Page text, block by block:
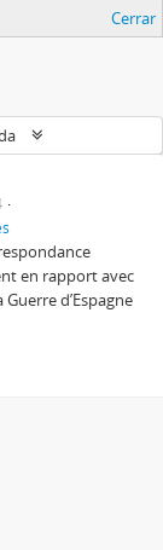
Cerrar
en rapport avec
d’Espagne